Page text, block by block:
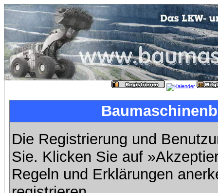
Die Registrierung und
Sie. Klicken Sie auf
Regeln und Erklärungen